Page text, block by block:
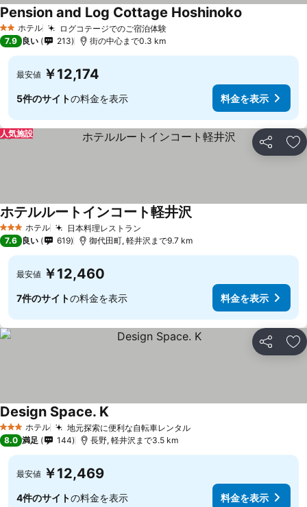
2 ホテルのランク
ホテル ログコテージでのご宿泊体験料金を表示
Pension and Log Cottage Hoshinoko
7.9 良い 213 街の中心まで0.3 km
最安値 ￥12,174
5件のサイトの料金を表示 料金を表示
シェア お
人気施設
3 ホテルのランク
ホテル 日本料理レストラン
ホテルルートインコート軽井沢料金を表示
7.6 良い 619 御代田町, 軽井沢まで9.7 km
最安値 ￥12,460
7件のサイトの料金を表示 料金を表示
シェア お
3 ホテルのランク
ホテル 地元探索に便利な自転車レンタル料金を表示
Design Space. K料金を表示
8.0 満足 144 長野, 軽井沢まで3.5 km
最安値 ￥12,469
4件のサイトの料金を表示 料金を表示